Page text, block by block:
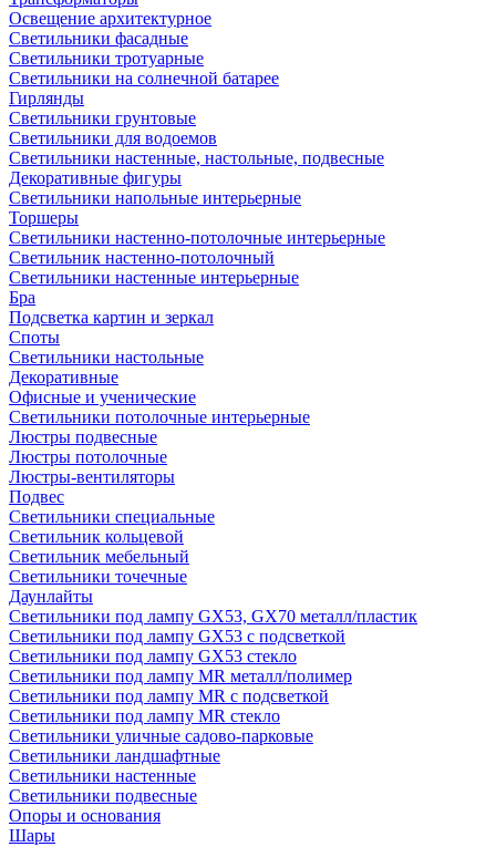
Освещение архитектурное
Светильники фасадные
Светильники тротуарные
Светильники на солнечной батарее
Гирлянды
Светильники грунтовые
Светильники для водоемов
Светильники настенные, настольные, подвесные
Декоративные фигуры
Светильники напольные интерьерные
Торшеры
Светильники настенно-потолочные интерьерные
Светильник настенно-потолочный
Светильники настенные интерьерные
Бра
Подсветка картин и зеркал
Споты
Светильники настольные
Декоративные
Офисные и ученические
Светильники потолочные интерьерные
Люстры подвесные
Люстры потолочные
Люстры-вентиляторы
Подвес
Светильники специальные
Светильник кольцевой
Светильник мебельный
Светильники точечные
Даунлайты
Светильники под лампу GX53, GX70 металл/пластик
Светильники под лампу GX53 с подсветкой
Светильники под лампу GX53 стекло
Светильники под лампу MR металл/полимер
Светильники под лампу MR с подсветкой
Светильники под лампу MR стекло
Светильники уличные садово-парковые
Светильники ландшафтные
Светильники настенные
Светильники подвесные
Опоры и основания
Шары